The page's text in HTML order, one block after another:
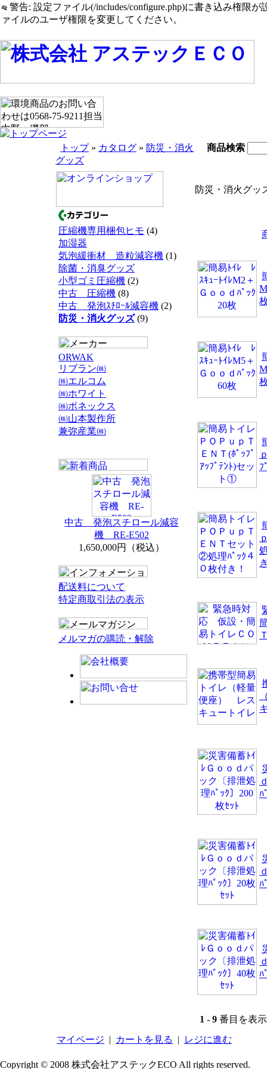
警告: 設定ファイル(/includes/configure.php)に書き込み権限が
ァイルのユーザ権限を変更してください。
トップ» カタログ » 防災・消火
グッズ
商品検索
圧縮機専用梱包ヒモ (4)
加湿器
気泡緩衝材 造粒減容機 (1)
除菌・消臭グッズ
小型ゴミ圧縮機 (2)
中古 圧縮機 (8)
中古 発泡ｽﾁﾛｰﾙ減容機 (2)
防災・消火グッズ(9)
ORWAK
リブラン㈱
㈱エルコム
㈱ホワイト
㈱ボネックス
㈱山本製作所
兼弥産業㈱
中古 発泡スチロール減容
機 RE-E502
1,650,000円（税込）
配送料について
特定商取引法の表示
メルマガの購読・解除
防災・消火グッ
ﾌ
ﾊ
ﾊ
ﾊ
1 - 9 番目を表
マイページ | カートを見る | レジに進む
Copyright © 2008 株式会社アステックECO All rights reserved.